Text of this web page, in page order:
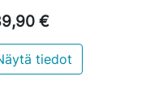
€
tiedot